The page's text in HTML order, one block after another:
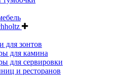
для зонтов
для камина
для сервировки
и ресторанов